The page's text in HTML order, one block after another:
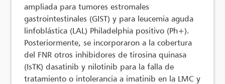
ampliada para tumores estromales
gastrointestinales (GIST) y para leucemia aguda
linfoblástica (LAL) Philadelphia positivo (Ph+).
Posteriormente, se incorporaron a la cobertura
del FNR otros inhibidores de tirosina quinasa
(IsTK) dasatinib y nilotinib para la falla de
tratamiento o intolerancia a imatinib en la LMC y